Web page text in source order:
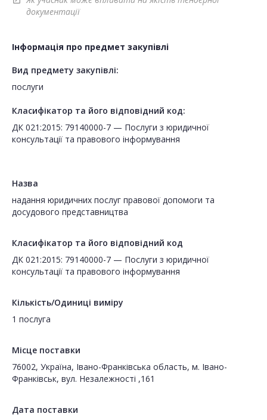
документації
Інформація про предмет закупівлі
Вид предмету закупівлі:
послуги
Класифікатор та його відповідний код:
ДК 021:2015: 79140000-7 — Послуги з юридичної
консультації та правового інформування
Назва
надання юридичних послуг правової допомоги та
досудового представництва
Класифікатор та його відповідний код
ДК 021:2015: 79140000-7 — Послуги з юридичної
консультації та правового інформування
Кількість/Одиниці виміру
1 послуга
Місце поставки
76002, Україна, Івано-Франківська область, м. Івано-
Франківськ, вул. Незалежності ,161
Дата поставки